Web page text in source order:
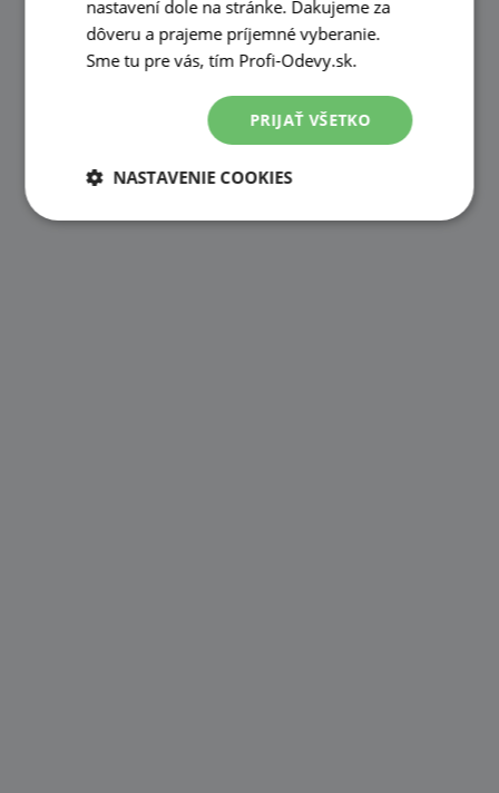
nastavení dole na stránke. Ďakujeme za
dôveru a prajeme príjemné vyberanie.
Sme tu pre vás, tím Profi-Odevy.sk.
PRIJAŤ VŠETKO
NASTAVENIE COOKIES